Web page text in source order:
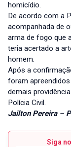
homicídio.
De acordo com a
acompanhada de
arma de fogo que
teria acertado a
homem.
Após a
foram
demais
Polícia Civil.
Jailton Pereira –
Siga